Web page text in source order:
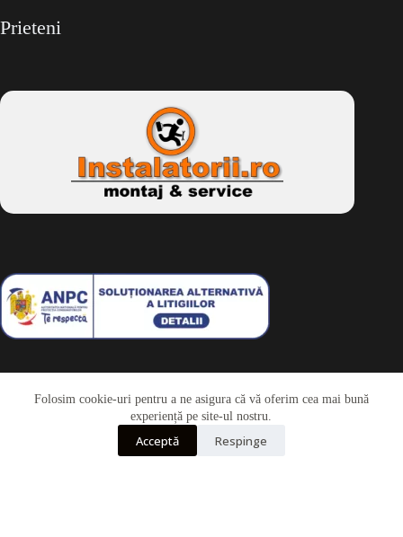
Folosim cookie-uri pentru a ne asigura că vă oferim cea mai bună
experiență pe site-ul nostru.
Acceptă Respinge
Prieteni
Drepturi de autor © 2026 - Dkbike.ropowered by